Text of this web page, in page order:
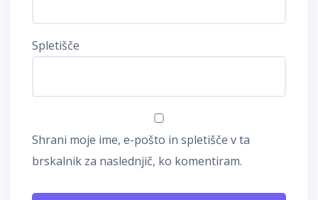
Spletišče
Shrani moje ime, e-pošto in spletišče v ta
brskalnik za naslednjič, ko komentiram.